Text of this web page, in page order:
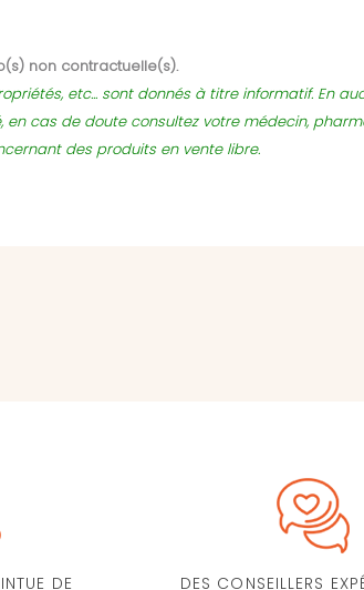
non contractuelle(s).
etc... sont donnés à titre informatif. En
en cas de doute consultez votre médecin,
des produits en vente libre.
DE
DES CONSEILLERS